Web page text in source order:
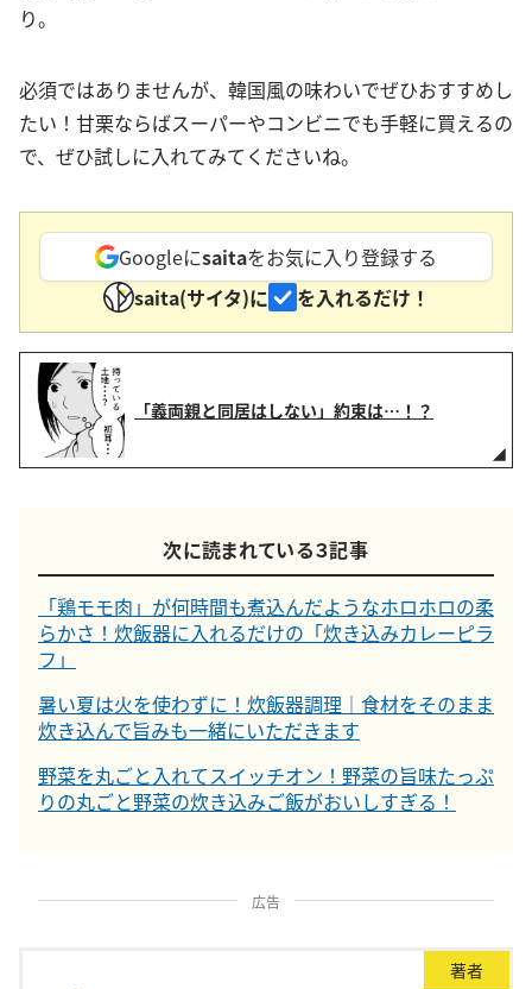
り。
必須ではありませんが、韓国風の味わいでぜひおすすめし
たい！甘栗ならばスーパーやコンビニでも手軽に買えるの
で、ぜひ試しに入れてみてくださいね。
Googleにsaitaをお気に入り登録する
saita(サイタ)に
を入れるだけ！
「義両親と同居はしない」約束は…！？
次に読まれている３記事
「鶏モモ肉」が何時間も煮込んだようなホロホロの柔
らかさ！炊飯器に入れるだけの「炊き込みカレーピラ
フ」
暑い夏は火を使わずに！炊飯器調理｜食材をそのまま
炊き込んで旨みも一緒にいただきます
野菜を丸ごと入れてスイッチオン！野菜の旨味たっぷ
りの丸ごと野菜の炊き込みご飯がおいしすぎる！
広告
著者